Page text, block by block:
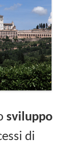
sviluppo
di